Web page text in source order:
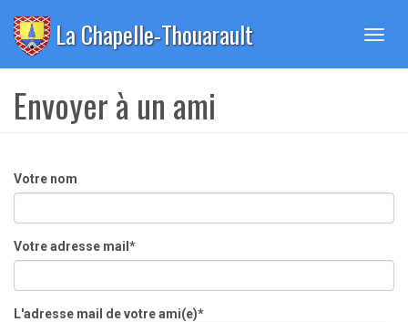
La Chapelle-Thouarault
Envoyer à un ami
Votre nom
Votre adresse mail*
L'adresse mail de votre ami(e)*